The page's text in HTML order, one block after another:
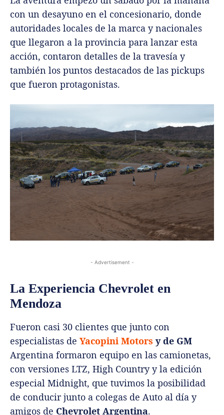
con un desayuno en el concesionario, donde
autoridades locales de la marca y nacionales
que llegaron a la provincia para lanzar esta
acción, contaron detalles de la travesía y
también los puntos destacados de las pickups
que fueron protagonistas.
- Advertisement -
La Experiencia Chevrolet en
Mendoza
Fueron casi 30 clientes que junto con
especialistas de Yacopini Motors y de GM
Argentina formaron equipo en las camionetas,
con versiones LTZ, High Country y la edición
especial Midnight, que tuvimos la posibilidad
de conducir junto a colegas de Auto al día y
amigos de Chevrolet Argentina.